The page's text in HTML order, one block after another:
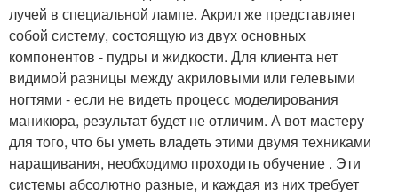
лучей в специальной лампе. Акрил же представляет
собой систему, состоящую из двух основных
компонентов - пудры и жидкости. Для клиента нет
видимой разницы между акриловыми или гелевыми
ногтями - если не видеть процесс моделирования
маникюра, результат будет не отличим. А вот мастеру
для того, что бы уметь владеть этими двумя техниками
наращивания, необходимо проходить обучение . Эти
системы абсолютно разные, и каждая из них требует